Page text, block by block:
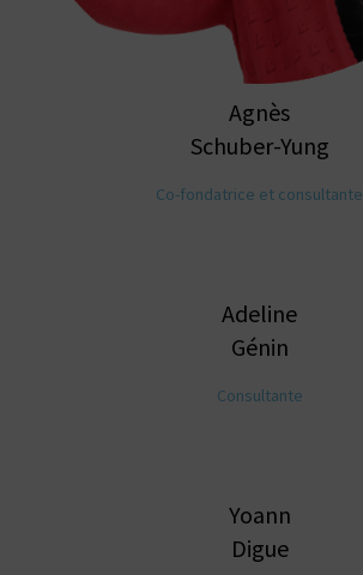
Agnès
Schuber-Yung
Co-fondatrice et consultante
Adeline
Génin
Consultante
Yoann
Digue